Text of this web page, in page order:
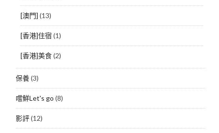
[澳門] (13)
[香港]住宿 (1)
[香港]美食(2)
保養(3)
嚐鮮Let's go (8)
影評(12)